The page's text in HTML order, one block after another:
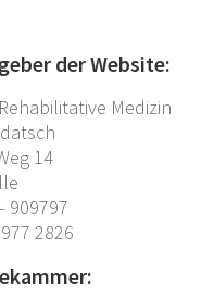
der Website:
Medizin
14
909797
2826